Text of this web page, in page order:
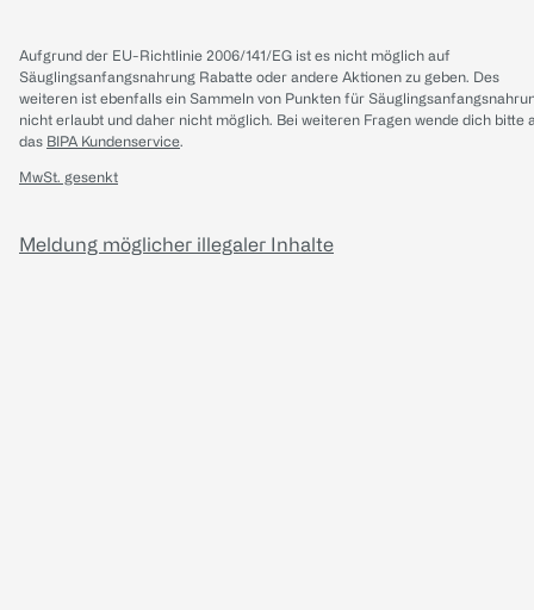
Aufgrund der EU-Richtlinie 2006/141/EG ist es nicht möglich auf
Säuglingsanfangsnahrung Rabatte oder andere Aktionen zu geben. Des
weiteren ist ebenfalls ein Sammeln von Punkten für
nicht erlaubt und daher nicht möglich. Bei weiteren Fragen wende dich bitte
das BIPA Kundenservice.
MwSt. gesenkt
Meldung möglicher illegaler Inhalte